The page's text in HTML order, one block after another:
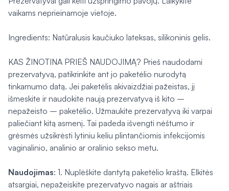
vaikams neprieinamoje vietoje.
Ingredients: Natūralusis kaučiuko lateksas, silikoninis gelis.
KAS ŽINOTINA PRIEŠ NAUDOJIMĄ? Prieš naudodami
prezervatyvą, patikrinkite ant jo paketėlio nurodytą
tinkamumo datą. Jei paketėlis akivaizdžiai pažeistas, jį
išmeskite ir naudokite naują prezervatyvą iš kito –
nepažeisto – paketėlio. Užmaukite prezervatyvą iki varpai
paliečiant kitą asmenį. Tai padeda išvengti nėštumo ir
grėsmės užsikrėsti lytiniu keliu plintančiomis infekcijomis
vaginalinio, analinio ar oralinio sekso metu.
Naudojimas: 1. Nuplėškite dantytą paketėlio kraštą. Elkitės
atsargiai, nepažeiskite prezervatyvo nagais ar aštriais